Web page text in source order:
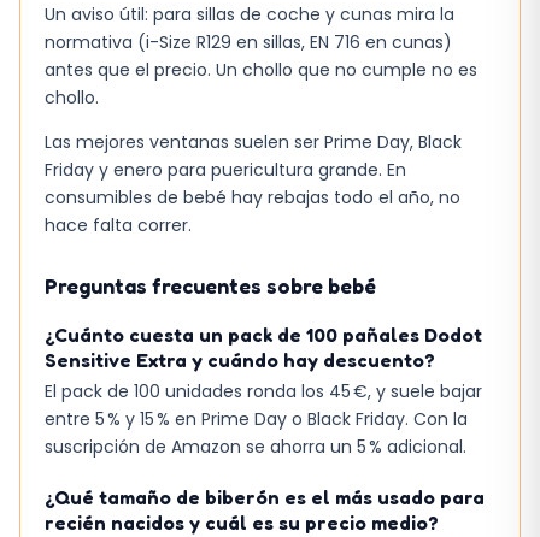
Un aviso útil: para sillas de coche y cunas mira la
normativa (i-Size R129 en sillas, EN 716 en cunas)
antes que el precio. Un chollo que no cumple no es
chollo.
Las mejores ventanas suelen ser Prime Day, Black
Friday y enero para puericultura grande. En
consumibles de bebé hay rebajas todo el año, no
hace falta correr.
Preguntas frecuentes sobre bebé
¿Cuánto cuesta un pack de 100 pañales Dodot
Sensitive Extra y cuándo hay descuento?
El pack de 100 unidades ronda los 45 €, y suele bajar
entre 5 % y 15 % en Prime Day o Black Friday. Con la
suscripción de Amazon se ahorra un 5 % adicional.
¿Qué tamaño de biberón es el más usado para
recién nacidos y cuál es su precio medio?